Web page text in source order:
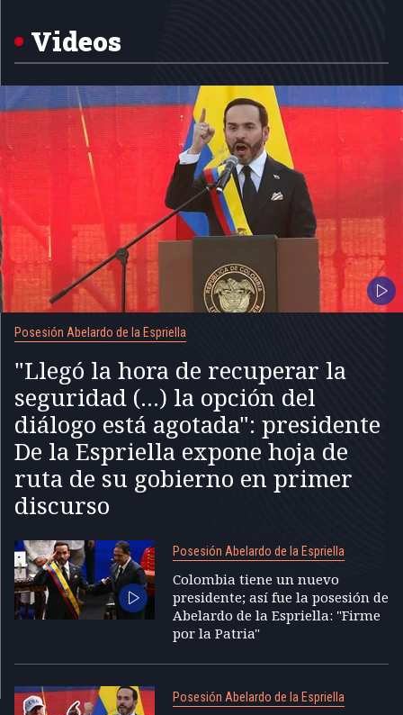
Videos
Posesión Abelardo de la Espriella
"Llegó la hora de recuperar la
seguridad (...) la opción del
diálogo está agotada": presidente
De la Espriella expone hoja de
ruta de su gobierno en primer
discurso
Posesión Abelardo de la Espriella
Colombia tiene un nuevo
presidente; así fue la posesión de
Abelardo de la Espriella: "Firme
por la Patria"
Posesión Abelardo de la Espriella